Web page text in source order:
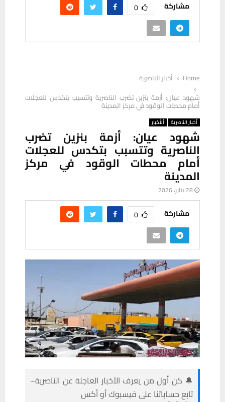
مشاركة 0
Home
أخبار الناصرية
شهود عيان: أزمة بنزين تضرب الناصرية وتتسبب بتكدس للعجلات
أمام محطات الوقود في مركز المدينة
أخبار الناصرية ألأخبار
شهود عيان: أزمة بنزين تضرب
الناصرية وتتسبب بتكدس للعجلات
أمام محطات الوقود في مركز
المدينة
28 يناير، 2026
مشاركة 0
🔔 كن أول من يعرف الأخبار العاجلة عن الناصرية–
تابع حساباتنا على فيسبوك أو أكس